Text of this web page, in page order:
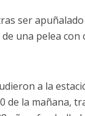
ser
una pelea
a la
de la mañana,